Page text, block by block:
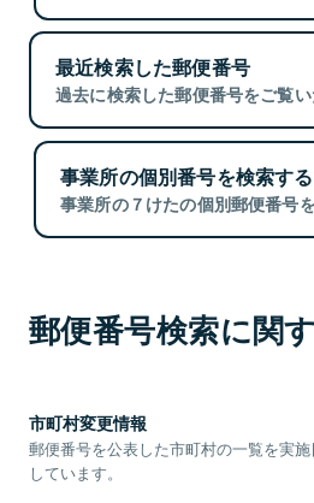
最近検索した郵便番号
過去に検索した郵便番号をご覧い
事業所の個別番号を検索する
事業所の７けたの個別郵便番号
郵便番号検索に関
市町村変更情報
郵便番号を公表した市町村の一覧を実
しています。